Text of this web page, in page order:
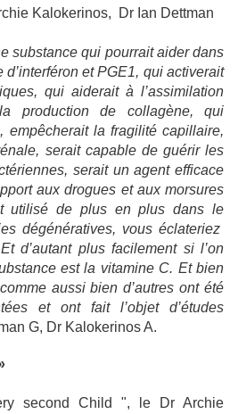
Kalokerinos, Dr Ian Dettman
substance qui pourrait aider dans
et PGE1, qui activerait
qui aiderait à l’assimilation
production de collagène, qui
empêcherait la fragilité capillaire,
serait capable de guérir les
serait un agent efficace
aux drogues et aux morsures
utilisé de plus en plus dans le
dégénératives, vous éclateriez
d’autant plus facilement si l’on
est la vitamine C. Et bien
aussi bien d’autres ont été
et ont fait l’objet d’études
G, Dr Kalokerinos A.
second Child ", le Dr Archie